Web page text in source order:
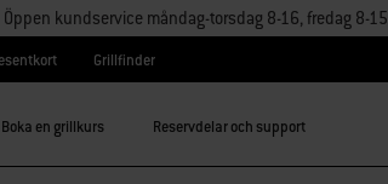
Öppen kundservice måndag-torsdag 8-16, fredag 8-15
Grillfinder
Boka en grillkurs Reservdelar och support